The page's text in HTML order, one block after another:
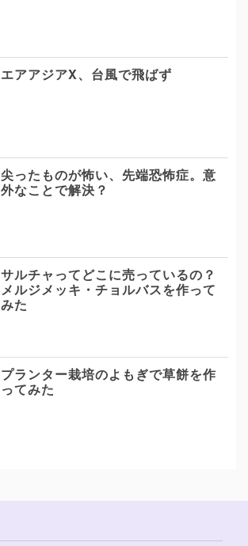
エアアジアX、台風で飛ばず
尖ったものが怖い、先端恐怖症。意
外なことで解決？
サルチャってどこに売っているの？
メルジメッキ・チョルバスを作って
みた
プランター栽培のよもぎで草餅を作
ってみた